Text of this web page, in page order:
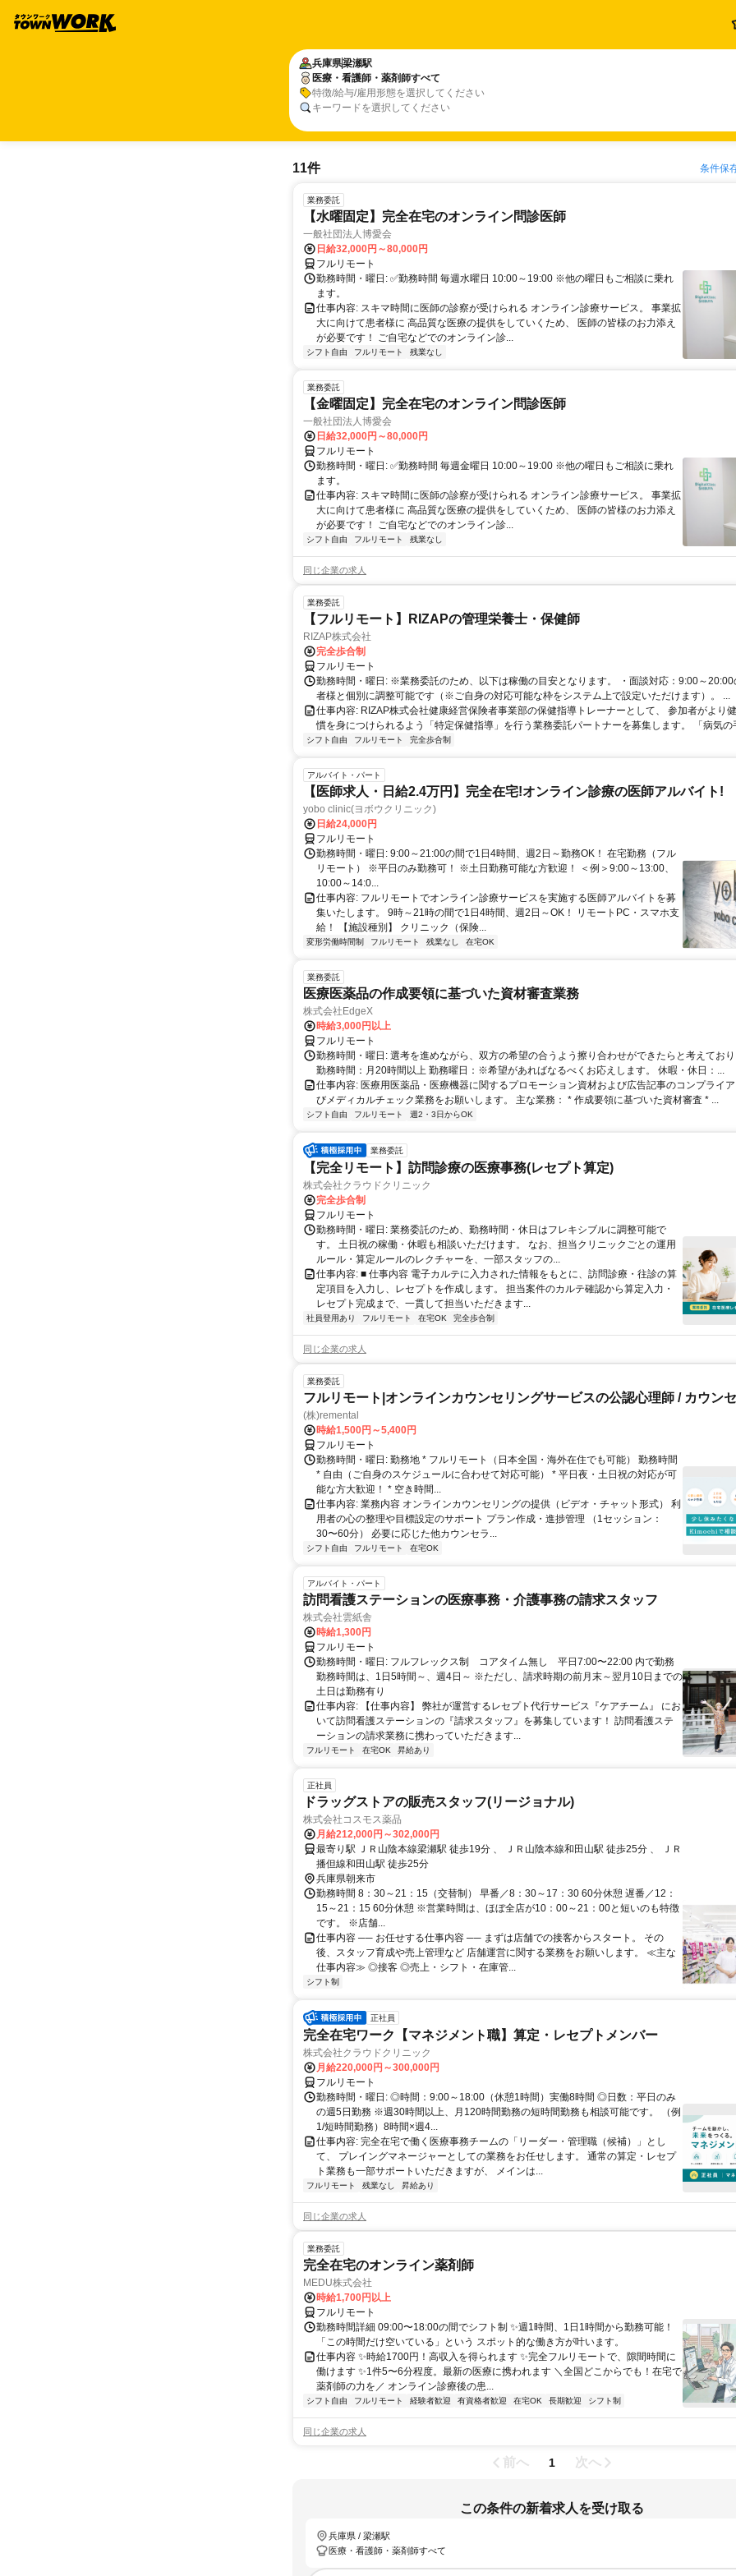
兵庫県梁瀬駅
医療・看護師・薬剤師すべて
特徴/給与/雇用形態を選択してください
キーワードを選択してください
11件 条件保
業務委託
【水曜固定】完全在宅のオンライン問診医師
一般社団法人博愛会
日給32,000円～80,000円
フルリモート
勤務時間・曜日: ✅勤務時間 毎週水曜日 10:00～19:00 ※他の曜日もご相談に乗れ
ます。
仕事内容: スキマ時間に医師の診察が受けられる オンライン診療サービス。 事業拡
大に向けて患者様に 高品質な医療の提供をしていくため、 医師の皆様のお力添え
が必要です！ ご自宅などでのオンライン診...
シフト自由 フルリモート 残業なし
業務委託
【金曜固定】完全在宅のオンライン問診医師
一般社団法人博愛会
日給32,000円～80,000円
フルリモート
勤務時間・曜日: ✅勤務時間 毎週金曜日 10:00～19:00 ※他の曜日もご相談に乗れ
ます。
仕事内容: スキマ時間に医師の診察が受けられる オンライン診療サービス。 事業拡
大に向けて患者様に 高品質な医療の提供をしていくため、 医師の皆様のお力添え
が必要です！ ご自宅などでのオンライン診...
シフト自由 フルリモート 残業なし
同じ企業の求人
業務委託
【フルリモート】RIZAPの管理栄養士・保健師
RIZAP株式会社
完全歩合制
フルリモート
勤務時間・曜日: ※業務委託のため、以下は稼働の目安となります。 ・面談対応：9:00～20:00
者様と個別に調整可能です（※ご自身の対応可能な枠をシステム上で設定いただけます）。 ...
仕事内容: RIZAP株式会社健康経営保険者事業部の保健指導トレーナーとして、 参加者がより
慣を身につけられるよう「特定保健指導」を行う業務委託パートナーを募集します。 「病気の
シフト自由 フルリモート 完全歩合制
アルバイト・パート
【医師求人・日給2.4万円】完全在宅!オンライン診療の医師アルバイト!
yobo clinic(ヨボウクリニック)
日給24,000円
フルリモート
勤務時間・曜日: 9:00～21:00の間で1日4時間、週2日～勤務OK！ 在宅勤務（フル
リモート） ※平日のみ勤務可！ ※土日勤務可能な方歓迎！ ＜例＞9:00～13:00、
10:00～14:0...
仕事内容: フルリモートでオンライン診療サービスを実施する医師アルバイトを募
集いたします。 9時～21時の間で1日4時間、週2日～OK！ リモートPC・スマホ支
給！ 【施設種別】 クリニック（保険...
変形労働時間制 フルリモート 残業なし 在宅OK
業務委託
医療医薬品の作成要領に基づいた資材審査業務
株式会社EdgeX
時給3,000円以上
フルリモート
勤務時間・曜日: 選考を進めながら、双方の希望の合うよう擦り合わせができたらと考えてお
勤務時間：月20時間以上 勤務曜日：※希望があればなるべくお応えします。 休暇・休日：...
仕事内容: 医療用医薬品・医療機器に関するプロモーション資材および広告記事のコンプライ
びメディカルチェック業務をお願いします。 主な業務： * 作成要領に基づいた資材審査 * ...
シフト自由 フルリモート 週2・3日からOK
業務委託
【完全リモート】訪問診療の医療事務(レセプト算定)
株式会社クラウドクリニック
完全歩合制
フルリモート
勤務時間・曜日: 業務委託のため、勤務時間・休日はフレキシブルに調整可能で
す。 土日祝の稼働・休暇も相談いただけます。 なお、担当クリニックごとの運用
ルール・算定ルールのレクチャーを、一部スタッフの...
仕事内容: ■ 仕事内容 電子カルテに入力された情報をもとに、訪問診療・往診の算
定項目を入力し、レセプトを作成します。 担当案件のカルテ確認から算定入力・
レセプト完成まで、一貫して担当いただきます...
社員登用あり フルリモート 在宅OK 完全歩合制
同じ企業の求人
業務委託
フルリモート|オンラインカウンセリングサービスの公認心理師 / カウン
(株)remental
時給1,500円～5,400円
フルリモート
勤務時間・曜日: 勤務地 * フルリモート（日本全国・海外在住でも可能） 勤務時間
* 自由（ご自身のスケジュールに合わせて対応可能） * 平日夜・土日祝の対応が可
能な方大歓迎！ * 空き時間...
仕事内容: 業務内容 オンラインカウンセリングの提供（ビデオ・チャット形式） 利
用者の心の整理や目標設定のサポート プラン作成・進捗管理 （1セッション：
30〜60分） 必要に応じた他カウンセラ...
シフト自由 フルリモート 在宅OK
アルバイト・パート
訪問看護ステーションの医療事務・介護事務の請求スタッフ
株式会社雲紙舎
時給1,300円
フルリモート
勤務時間・曜日: フルフレックス制 コアタイム無し 平日7:00〜22:00 内で勤務
勤務時間は、1日5時間～、週4日～ ※ただし、請求時期の前月末～翌月10日までの
土日は勤務有り
仕事内容: 【仕事内容】 弊社が運営するレセプト代行サービス『ケアチーム』 にお
いて訪問看護ステーションの『請求スタッフ』を募集しています！ 訪問看護ステ
ーションの請求業務に携わっていただきます...
フルリモート 在宅OK 昇給あり
正社員
ドラッグストアの販売スタッフ(リージョナル)
株式会社コスモス薬品
月給212,000円～302,000円
最寄り駅 ＪＲ山陰本線梁瀬駅 徒歩19分 、 ＪＲ山陰本線和田山駅 徒歩25分 、 ＪＲ
播但線和田山駅 徒歩25分
兵庫県朝来市
勤務時間 8：30～21：15（交替制） 早番／8：30～17：30 60分休憩 遅番／12：
15～21：15 60分休憩 ※営業時間は、ほぼ全店が10：00～21：00と短いのも特徴
です。 ※店舗...
仕事内容 ── お任せする仕事内容 ── まずは店舗での接客からスタート。 その
後、スタッフ育成や売上管理など 店舗運営に関する業務をお願いします。 ≪主な
仕事内容≫ ◎接客 ◎売上・シフト・在庫管...
シフト制
正社員
完全在宅ワーク【マネジメント職】算定・レセプトメンバー
株式会社クラウドクリニック
月給220,000円～300,000円
フルリモート
勤務時間・曜日: ◎時間：9:00～18:00（休憩1時間）実働8時間 ◎日数：平日のみ
の週5日勤務 ※週30時間以上、月120時間勤務の短時間勤務も相談可能です。 （例
1/短時間勤務）8時間×週4...
仕事内容: 完全在宅で働く医療事務チームの「リーダー・管理職（候補）」とし
て、 プレイングマネージャーとしての業務をお任せします。 通常の算定・レセプ
ト業務も一部サポートいただきますが、 メインは...
フルリモート 残業なし 昇給あり
同じ企業の求人
業務委託
完全在宅のオンライン薬剤師
MEDU株式会社
時給1,700円以上
フルリモート
勤務時間詳細 09:00〜18:00の間でシフト制 ✨週1時間、1日1時間から勤務可能！
「この時間だけ空いている」という スポット的な働き方が叶います。
仕事内容 ✨時給1700円！高収入を得られます ✨完全フルリモートで、隙間時間に
働けます ✨1件5〜6分程度。最新の医療に携われます ＼全国どこからでも！在宅で
薬剤師の力を／ オンライン診療後の患...
シフト自由 フルリモート 経験者歓迎 有資格者歓迎 在宅OK 長期歓迎 シフト制
同じ企業の求人
前へ 1 次へ
この条件の新着求人を受け取る
兵庫県 / 梁瀬駅
医療・看護師・薬剤師すべて